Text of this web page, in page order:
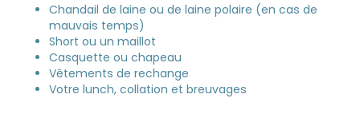
Chandail de laine ou de laine polaire (en cas de
mauvais temps)
Short ou un maillot
Casquette ou chapeau
Vêtements de rechange
Votre lunch, collation et breuvages